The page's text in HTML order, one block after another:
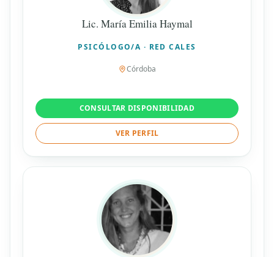
Lic. María Emilia Haymal
PSICÓLOGO/A · RED CALES
Córdoba
CONSULTAR DISPONIBILIDAD
VER PERFIL